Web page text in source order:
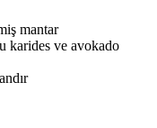
mantar
karides ve avokado